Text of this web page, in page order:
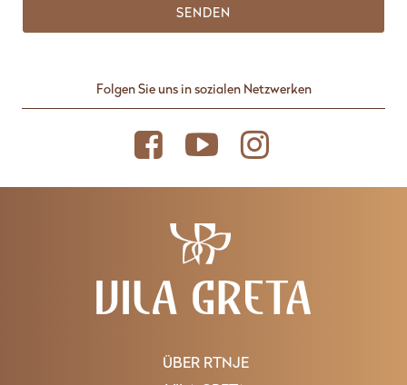
SENDEN
Folgen Sie uns in sozialen Netzwerken
ÜBER RTNJE